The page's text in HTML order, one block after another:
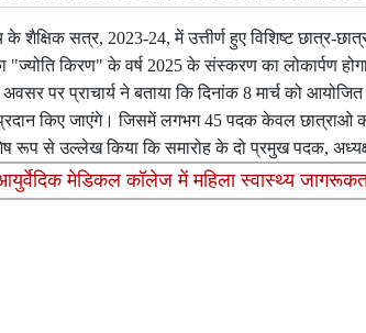
शैक्षिक सत्र, 2023-24, में उत्तीर्ण हुए विशिष्ट छात्र-
"ज्योति किरण" के वर्ष 2025 के संस्करण का लोकार्पण
पर प्राचार्य ने बताया कि दिनांक 8 मार्च को
किए जाएंगे। जिसमें लगभग 45 पदक केवल छात्राओ
रूप से उल्लेख किया कि समारोह के दो प्रमुख पदक,
मेडिकल कॉलेज में महिला स्वास्थ्य